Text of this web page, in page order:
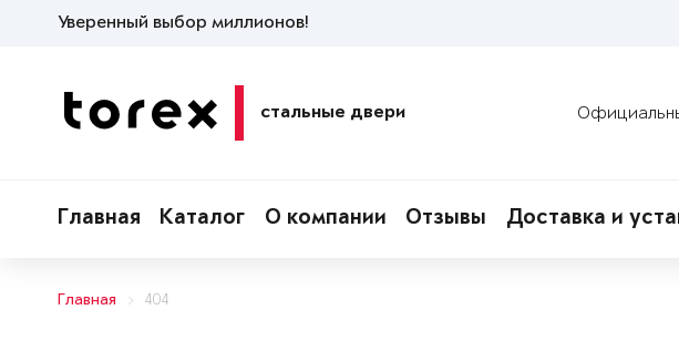
Уверенный выбор миллионов!
стальные двери
Главная Каталог О компании Отзывы Доставка и
Главная 404